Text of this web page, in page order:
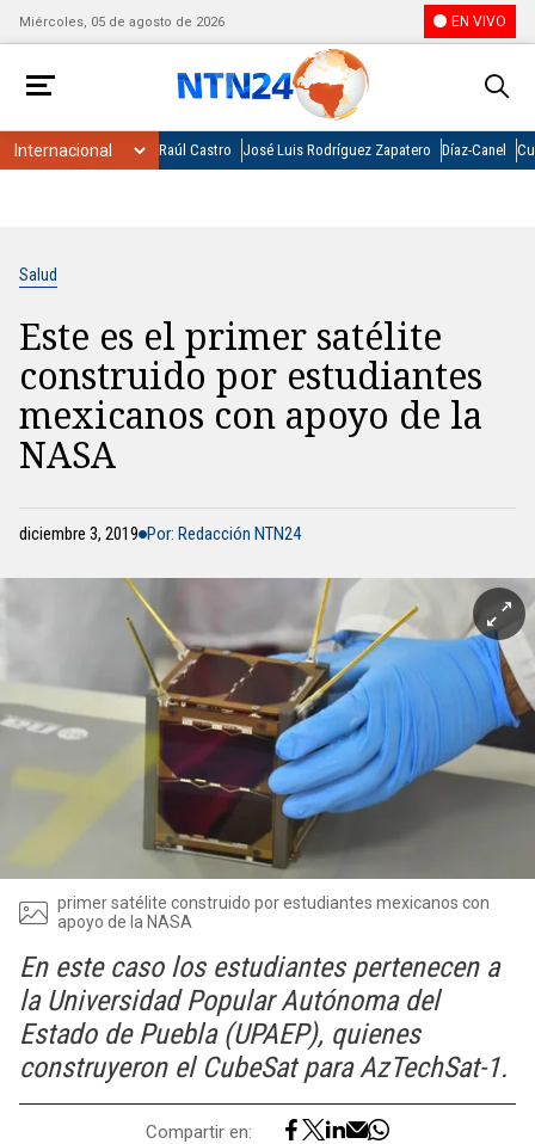
Miércoles, 05 de agosto de 2026 EN VIVO
Raúl Castro José Luis Rodríguez Zapatero Díaz-Canel
Salud
Este es el primer satélite
construido por estudiantes
mexicanos con apoyo de la
NASA
diciembre 3, 2019 Por: Redacción NTN24
primer satélite construido por estudiantes mexicanos con
apoyo de la NASA
En este caso los estudiantes pertenecen a
la Universidad Popular Autónoma del
Estado de Puebla (UPAEP), quienes
construyeron el CubeSat para AzTechSat-1.
Compartir en: